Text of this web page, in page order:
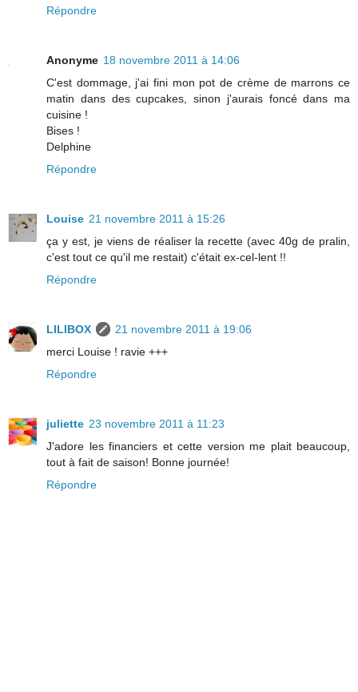
Répondre
Anonyme 18 novembre 2011 à 14:06
C'est dommage, j'ai fini mon pot de crème de marrons ce
matin dans des cupcakes, sinon j'aurais foncé dans ma
cuisine !
Bises !
Delphine
Répondre
Louise 21 novembre 2011 à 15:26
ça y est, je viens de réaliser la recette (avec 40g de pralin,
c'est tout ce qu'il me restait) c'était ex-cel-lent !!
Répondre
LILIBOX
21 novembre 2011 à 19:06
merci Louise ! ravie +++
Répondre
juliette 23 novembre 2011 à 11:23
J'adore les financiers et cette version me plait beaucoup,
tout à fait de saison! Bonne journée!
Répondre